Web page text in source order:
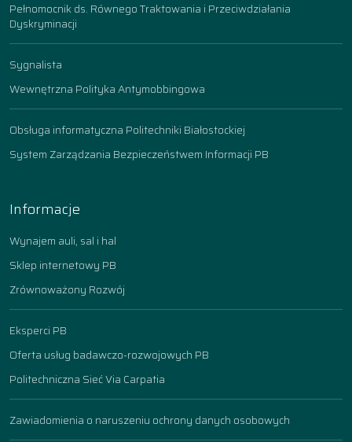
Pełnomocnik ds. Równego Traktowania i Przeciwdziałania
Dyskryminacji
Sygnalista
Wewnętrzna Polityka Antymobbingowa
Obsługa informatyczna Politechniki Białostockiej
System Zarządzania Bezpieczeństwem Informacji PB
Informacje
Wynajem auli, sal i hal
Sklep internetowy PB
Zrównoważony Rozwój
Eksperci PB
Oferta usług badawczo-rozwojowych PB
Politechniczna Sieć Via Carpatia
Zawiadomienia o naruszeniu ochrony danych osobowych